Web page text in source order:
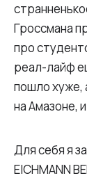
Гроссмана
про
реал-лайф
пошло хуже,
на Амазоне,
Для себя я
EICHMANN